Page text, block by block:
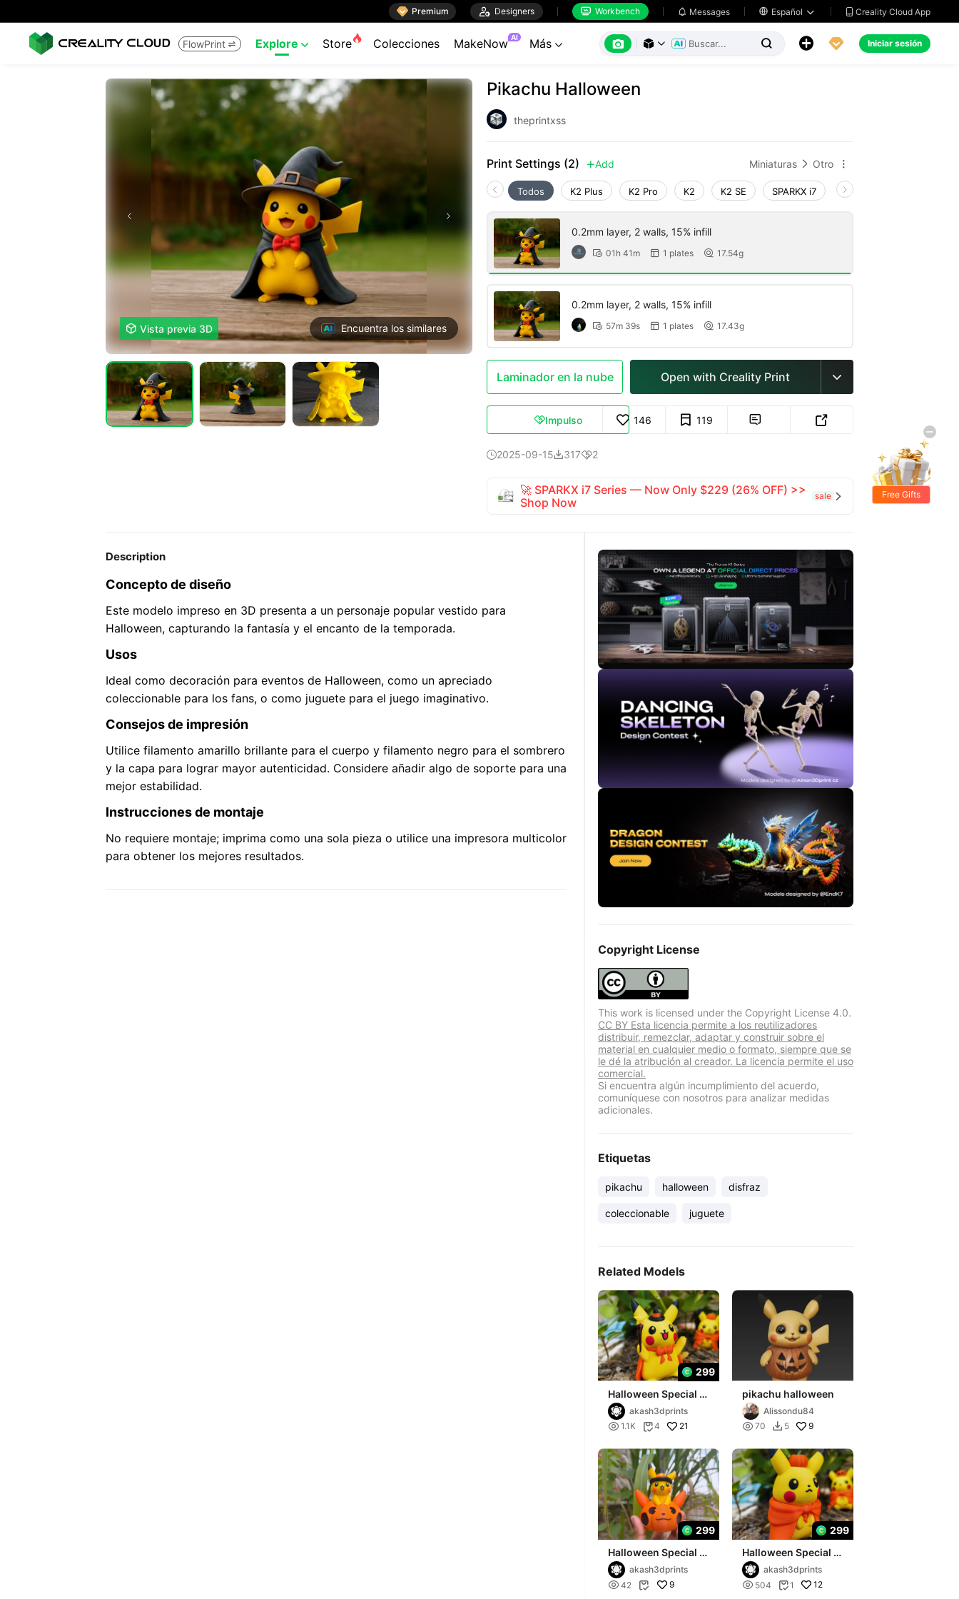
 Premium  Designers  Workbench  Messages  Español   Creality Cloud App
FlowPrint  Explore  Store Colecciones MakeNow AI Más        Iniciar sesión
 Vista previa 3D Encuentra los similares
Pikachu Halloween
theprintxss
Print Settings (2) Add Miniaturas  Otro 
Todos K2 Plus K2 Pro K2 K2 SE SPARKX i7 Creality Hi
0.2mm layer, 2 walls, 15% infill
 01h 41m  1 plates  17.54g
0.2mm layer, 2 walls, 15% infill
 57m 39s  1 plates  17.43g
Laminador en la nube Open with Creality Print 
Impulso 146 119  
2025-09-153172
🚀 SPARKX i7 Series — Now Only $229 (26% OFF) >>
Shop Now
sale 
Description
Concepto de diseño
Este modelo impreso en 3D presenta a un personaje popular vestido para
Halloween, capturando la fantasía y el encanto de la temporada.
Usos
Ideal como decoración para eventos de Halloween, como un apreciado
coleccionable para los fans, o como juguete para el juego imaginativo.
Consejos de impresión
Utilice filamento amarillo brillante para el cuerpo y filamento negro para el sombrero
y la capa para lograr mayor autenticidad. Considere añadir algo de soporte para una
mejor estabilidad.
Instrucciones de montaje
No requiere montaje; imprima como una sola pieza o utilice una impresora multicolor
para obtener los mejores resultados.
Copyright License
This work is licensed under the Copyright License 4.0.
CC BY Esta licencia permite a los reutilizadores
distribuir, remezclar, adaptar y construir sobre el
material en cualquier medio o formato, siempre que se
le dé la atribución al creador. La licencia permite el uso
comercial.
Si encuentra algún incumplimiento del acuerdo,
comuníquese con nosotros para analizar medidas
adicionales.
Etiquetas
pikachu halloween disfraz
coleccionable juguete
Related Models
299
Halloween Special -
Pikachu 04
akash3dprints
 1.1K 4 21
pikachu halloween
Alissondu84
 70  5 9
299
Halloween Special -
Pikachuakash3dprints
 42  9
299
Halloween Special -
Pikachu 01
akash3dprints
 504 1 12
Free Gifts